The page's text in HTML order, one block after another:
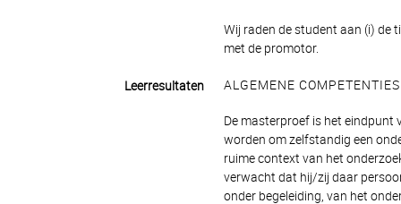
Wij raden de student aan (i) de
met de promotor.
Leerresultaten ALGEMENE COMPETENTIES
De masterproef is het eindpunt
worden om zelfstandig een
ruime context van het
verwacht dat hij/zij daar
onder begeleiding, van het